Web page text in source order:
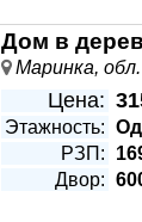
Дом в
Маринка,
Цена:
Этажность:
РЗП:
Двор: